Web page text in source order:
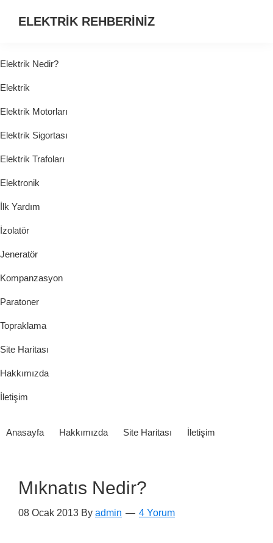
ELEKTRİK REHBERİNİZ
HER
ŞEY...
Elektrik Nedir?
Elektrik
Elektrik Motorları
Elektrik Sigortası
Elektrik Trafoları
Elektronik
İlk Yardım
İzolatör
Jeneratör
Kompanzasyon
Paratoner
Topraklama
Site Haritası
Hakkımızda
İletişim
Anasayfa Hakkımızda Site Haritası İletişim
Mıknatıs Nedir?
08 Ocak 2013 By admin 4 Yorum